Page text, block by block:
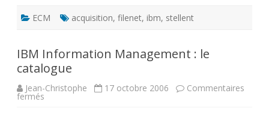
ECM acquisition, filenet, ibm, stellent
IBM Information Management : le
catalogue
Jean-Christophe 17 octobre 2006 Commentaires
fermés